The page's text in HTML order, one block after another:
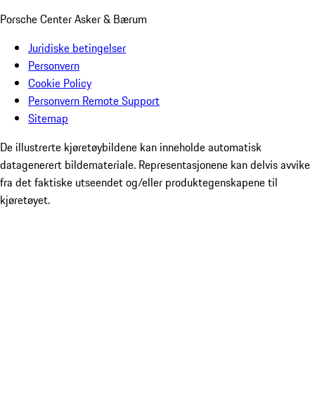
Porsche Center Asker & Bærum
Juridiske betingelser
Personvern
Cookie Policy
Personvern Remote Support
Sitemap
De illustrerte kjøretøybildene kan inneholde automatisk
datagenerert bildemateriale. Representasjonene kan delvis avvike
fra det faktiske utseendet og/eller produktegenskapene til
kjøretøyet.